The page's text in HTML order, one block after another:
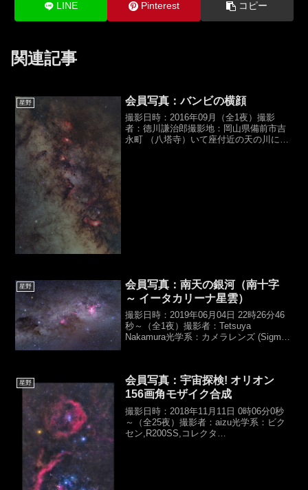
LINE Pinterest コピー
関連記事
星野 会員写真：バンビの横顔
撮影日時：2016年09月（全1夜）撮影
者：德川謙治郎撮影地：岡山県備前市吉
永町 （八塔寺）いて座付近の天の川にあ
星野
会員写真：南天の銀河（南十字
～ イータカリーナ星雲）
撮影日時：2019年06月04日 22時26分46
秒～（全1夜）撮影者：Tetsuya
Nakamura光学系：カメラレンズ (Sigma
星野
会員写真：宇宙探検! オリオン
156画角モザイク合成
撮影日時：2018年11月11日 0時06分0秒
～（全25夜）撮影者：aizu光学系：ビク
セン,R200SS,コレクタ